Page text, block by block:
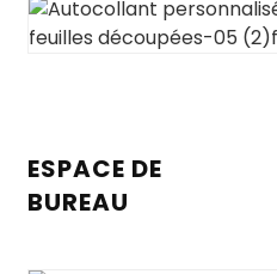
ESPACE DE
BUREAU